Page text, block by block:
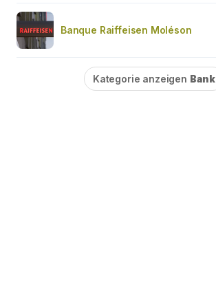
Banque Raiffeisen Moléson
Kategorie anzeigen Bank